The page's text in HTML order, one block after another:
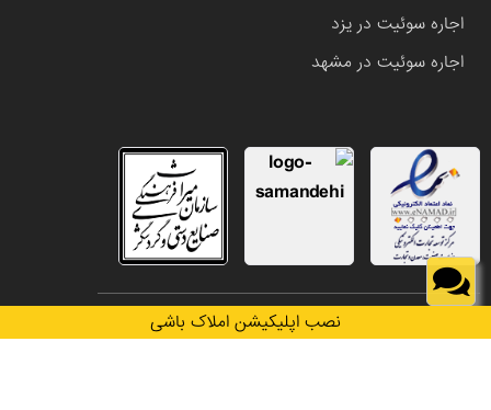
نصب اپلیکیشن املاک باشی
اجاره سوئیت در یزد
اجاره سوئیت در مشهد
تمامی حقوق این وب سایت متعلق به املاک باشی می باشد.